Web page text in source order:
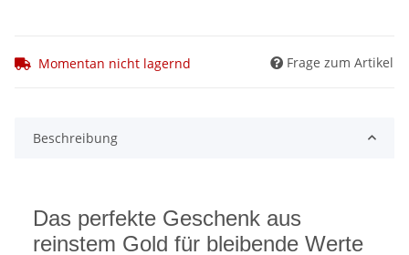
Momentan nicht lagernd Frage zum Artikel
Beschreibung
Das perfekte Geschenk aus
reinstem Gold für bleibende Werte